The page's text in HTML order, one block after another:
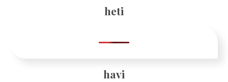
heti
havi